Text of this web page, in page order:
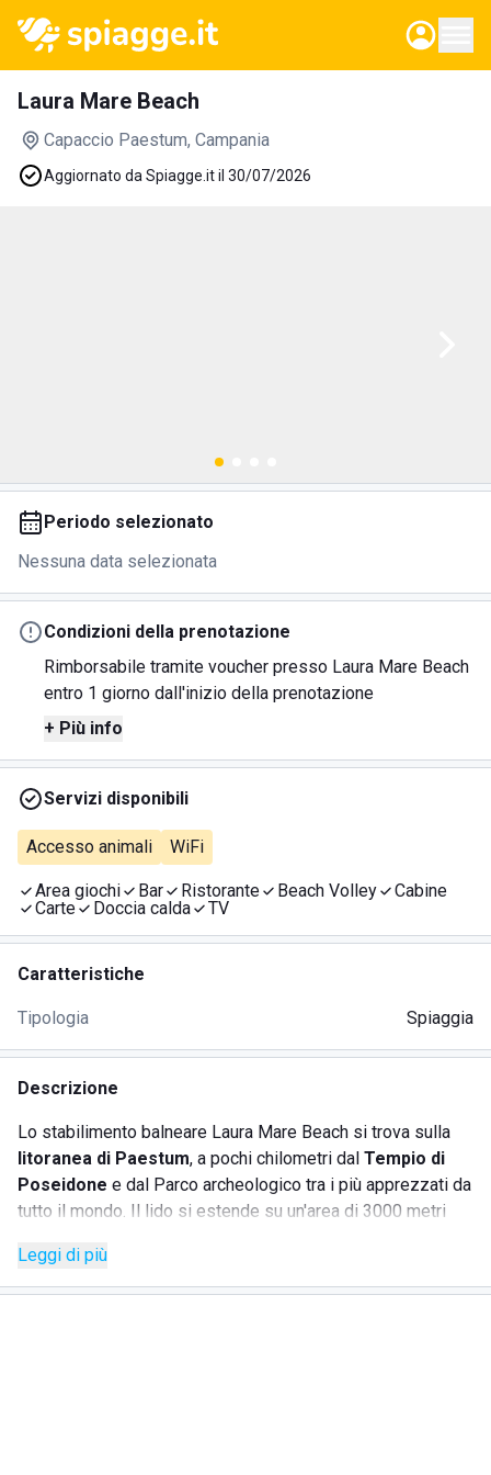
Laura Mare Beach
Capaccio Paestum, Campania
Aggiornato da Spiagge.it il 30/07/2026
Periodo selezionato
Nessuna data selezionata
Condizioni della prenotazione
Rimborsabile tramite voucher presso Laura Mare Beach
entro 1 giorno dall'inizio della prenotazione
+ Più info
Servizi disponibili
Accesso animali WiFi
Area giochi Bar Ristorante Beach Volley
Cabine
Carte
Doccia calda TV
Caratteristiche
Tipologia Spiaggia
Descrizione
Lo stabilimento balneare Laura Mare Beach si trova sulla
litoranea di Paestum, a pochi chilometri dal Tempio di
Poseidone e dal Parco archeologico tra i più apprezzati da
tutto il mondo. Il lido si estende su un'area di 3000 metri
riducendo l'impatto ambientale e recuperando le
verdidel territorio.
Leggi di più